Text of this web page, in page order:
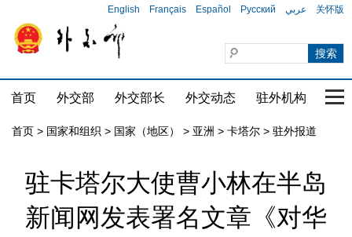
English Français Español Русский عربي 关怀版
首页 外交部 外交部长 外交动态 驻外机构 国
首页 > 国家和组织 > 国家（地区） > 亚洲 > 卡塔尔 > 驻外报道
驻卡塔尔大使曹小林在半岛
新闻网发表署名文章《对华